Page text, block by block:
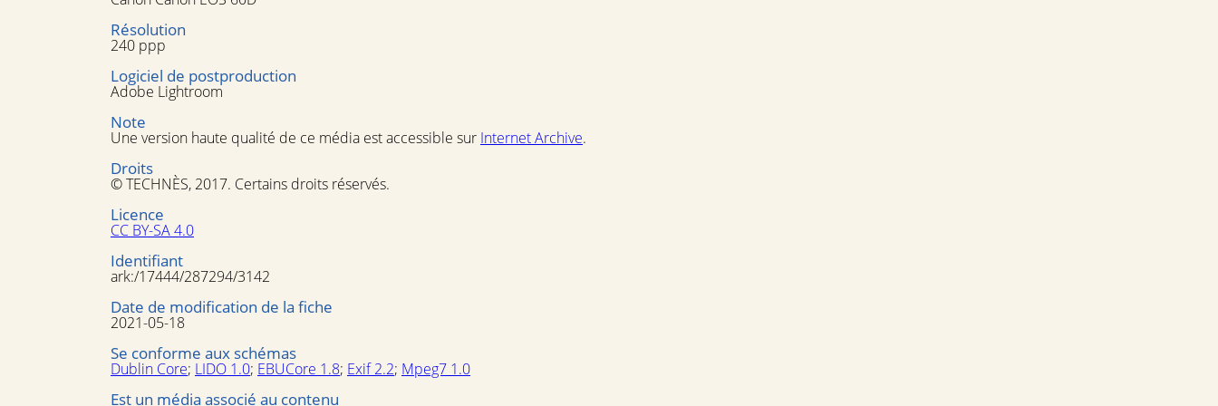
Résolution
240 ppp
Logiciel de postproduction
Adobe Lightroom
Note
Une version haute qualité de ce média est accessible sur Internet Archive.
Droits
© TECHNÈS, 2017. Certains droits réservés.
Licence
CC BY-SA 4.0
Identifiant
ark:/17444/287294/3142
Date de modification de la fiche
2021-05-18
Se conforme aux schémas
Dublin Core; LIDO 1.0; EBUCore 1.8; Exif 2.2; Mpeg7 1.0
Est un média associé au contenu